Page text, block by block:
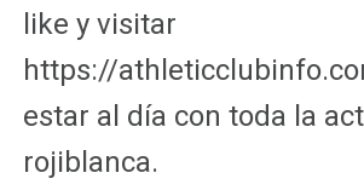
like y visitar
https://
estar al día con toda la
rojiblanca.